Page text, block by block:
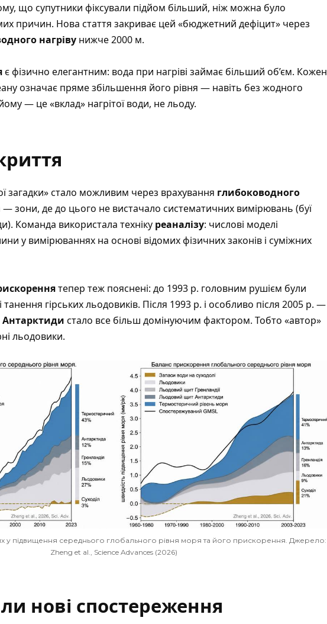
що супутники фіксували підйом більший, ніж можна було
причин. Нова стаття закриває цей «бюджетний дефіцит» через
нагріву нижче 2000 м.
є фізично елегантним: вода при нагріві займає більший об’єм. Кожен
означає пряме збільшення його рівня — навіть без жодного
— це «вклад» нагрітої води, не льоду.
загадки» стало можливим через врахування глибоководного
зони, де до цього не вистачало систематичних вимірювань (буї
Команда використала техніку реаналізу: числові моделі
у вимірюваннях на основі відомих фізичних законів і суміжних
тепер теж пояснені: до 1993 р. головним рушієм були
гірських льодовиків. Після 1993 р. і особливо після 2005 р. —
Антарктиди стало все більш домінуючим фактором. Тобто «автор»
льодовики.
у підвищення середнього глобального рівня моря та його прискорення. Джерело:
Zheng et al., Science Advances (2026)
нові спостереження